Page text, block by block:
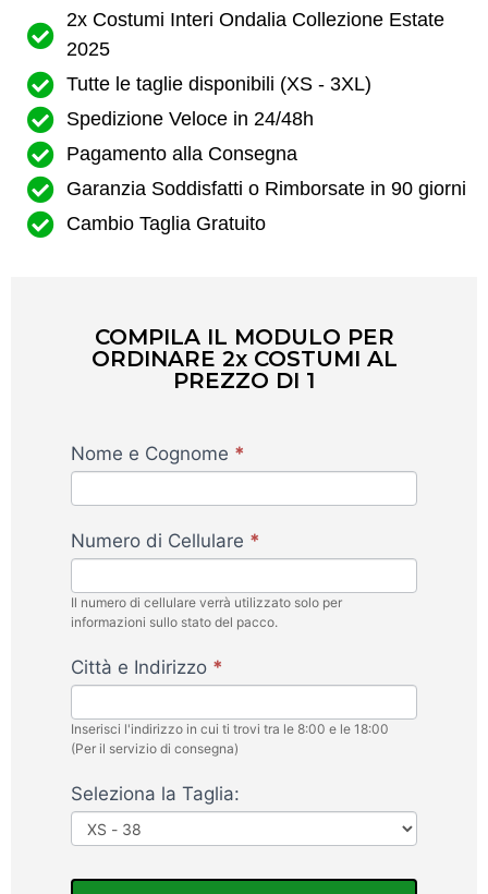
2x Costumi Interi Ondalia Collezione Estate
2025
Tutte le taglie disponibili (XS - 3XL)
Spedizione Veloce in 24/48h
Pagamento alla Consegna
Garanzia Soddisfatti o Rimborsate in 90 giorni
Cambio Taglia Gratuito
COMPILA IL MODULO PER
ORDINARE 2x COSTUMI AL
PREZZO DI 1
Costume
Push
Up
donna
2x1
-
V2
FlamyFox
Nome e Cognome *
Numero di Cellulare *
Il numero di cellulare verrà utilizzato solo per
informazioni sullo stato del pacco.
Città e Indirizzo *
Inserisci l'indirizzo in cui ti trovi tra le 8:00 e le 18:00
(Per il servizio di consegna)
Seleziona la Taglia:
la